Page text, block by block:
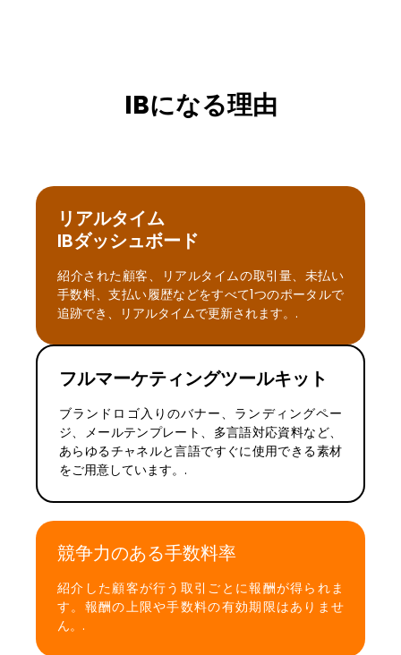
IBになる理由
リアルタイム
IBダッシュボード
紹介された顧客、リアルタイムの取引量、未払い
手数料、支払い履歴などをすべて1つのポータルで
追跡でき、リアルタイムで更新されます。.
フルマーケティングツールキット
ブランドロゴ入りのバナー、ランディングペー
ジ、メールテンプレート、多言語対応資料など、
あらゆるチャネルと言語ですぐに使用できる素材
をご用意しています。.
競争力のある手数料率
紹介した顧客が行う取引ごとに報酬が得られま
す。報酬の上限や手数料の有効期限はありませ
ん。.